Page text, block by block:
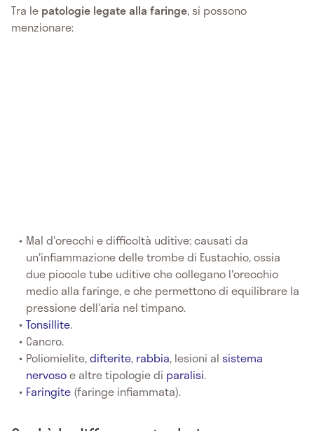
Tra le patologie legate alla faringe, si possono
menzionare:
Mal d'orecchi e difficoltà uditive: causati da
un'infiammazione delle trombe di Eustachio, ossia
due piccole tube uditive che collegano l'orecchio
medio alla faringe, e che permettono di equilibrare la
pressione dell'aria nel timpano.
Tonsillite.
Cancro.
Poliomielite,difterite, rabbia, lesioni alsistema
nervosoe altre tipologie di paralisi.
Faringite (faringe infiammata).